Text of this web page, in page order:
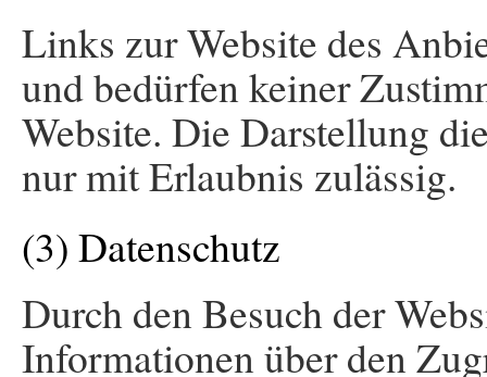
Links zur Website des
und bedürfen keiner
Website. Die Darstellung
nur mit Erlaubnis zulässig.
(3) Datenschutz
Durch den Besuch der
Informationen über den